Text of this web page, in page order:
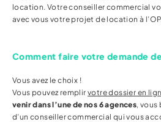
location. Votre conseiller commercial
avec vous votre projet de location à
Comment faire votre demande
Vous avez le choix !
Vous pouvez remplirvotre dossier en
venir dans l’une de nos 6 agences, vous
d’un conseiller commercial qui vous